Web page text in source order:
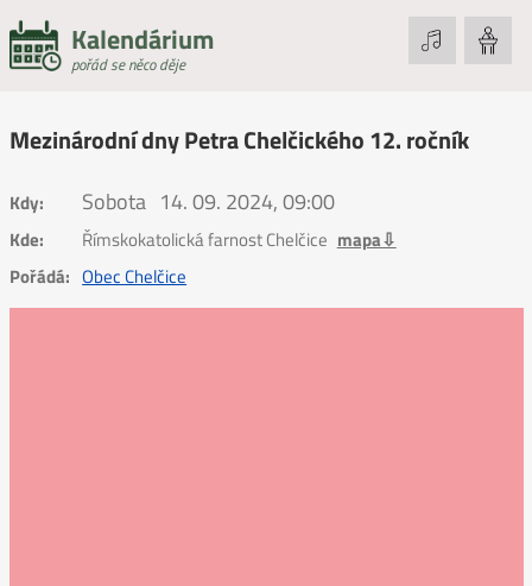
Kalendárium
pořád se něco děje
Mezinárodní dny Petra Chelčického 12. ročník
Kdy: Sobota 14. 09. 2024, 09:00
Kde: Římskokatolická farnost Chelčice mapa⇩
Pořádá: Obec Chelčice